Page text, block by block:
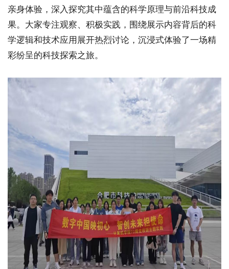
亲身体验，深入探究其中蕴含的科学原理与前沿科技成
果。大家专注观察、积极实践，围绕展示内容背后的科
学逻辑和技术应用展开热烈讨论，沉浸式体验了一场精
彩纷呈的科技探索之旅。